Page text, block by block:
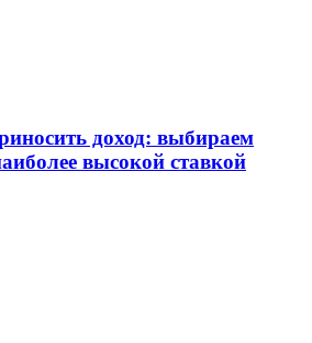
доход: выбираем
высокой ставкой